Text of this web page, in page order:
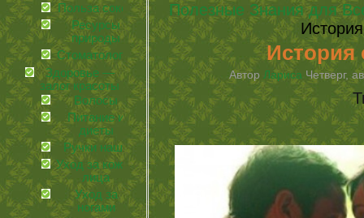
Польза соков
Ресурсы
природы
Стоматология
Здоровье —
залог красоты
Волосы
Питание и
диеты
Ручки наши
Уход за кожей
лица
Уход за
ногами
Полезные Знания для
История
Автор Лариса Четверг,